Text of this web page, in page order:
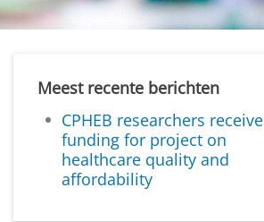
Meest recente berichten
CPHEB researchers receive
funding for project on
healthcare quality and
affordability